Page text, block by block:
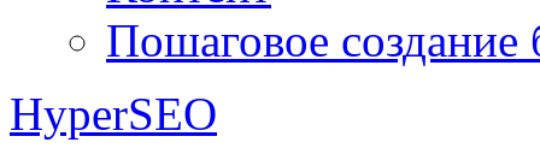
Пошаговое создание
HyperSEO